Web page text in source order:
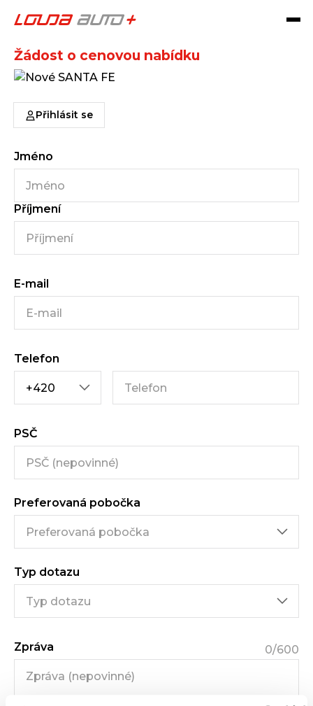
Nové SANTA FE
Žádost o cenovou nabídku
Přihlásit se
Jméno
Příjmení
E-mail
Telefon
PSČ
Preferovaná pobočka
Typ dotazu
Zpráva 0/600